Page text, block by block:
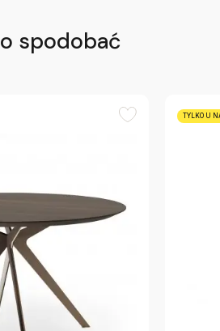
spodobać
TYLKO U